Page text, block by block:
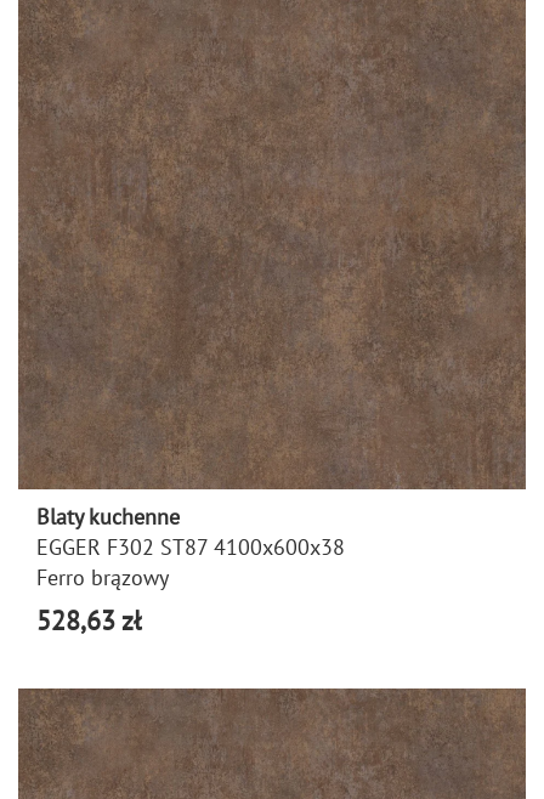
Blaty kuchenne
EGGER F302 ST87 4100x600x38
Ferro brązowy
528,63 zł